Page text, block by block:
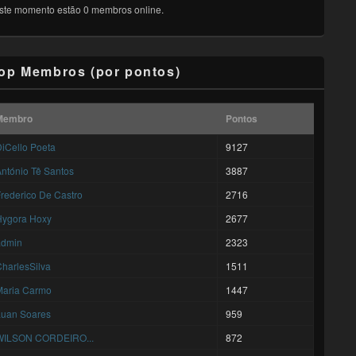
momento estão 0 membros online.
Membros (por pontos)
Pontos
Poeta
9127
Tê Santos
3887
De Castro
2716
Hoxy
2677
2323
1511
Carmo
1447
Soares
959
CORDEIRO...
872